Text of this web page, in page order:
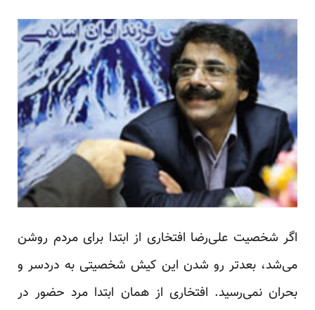
اگر شخصیت علی‌رضا افتخاری از ابتدا برای مردم روشن
می‌شد، بعدتر رو شدن این کیش شخصیتی به دردسر و
بحران نمی‌رسید. افتخاری از همان ابتدا مرد حضور در